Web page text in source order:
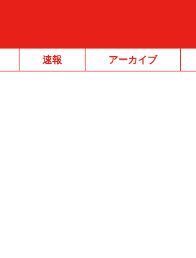
速報 アーカイブ